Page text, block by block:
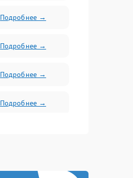
Подробнее →
Подробнее →
Подробнее →
Подробнее →